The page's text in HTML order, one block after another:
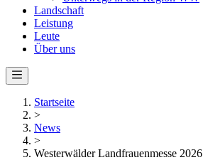
Landschaft
Leistung
Leute
Über uns
Startseite
>
News
>
Westerwälder Landfrauenmesse 2026